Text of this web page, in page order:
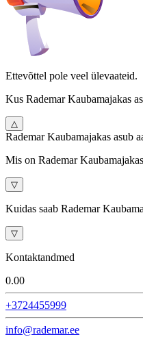
Ettevõttel pole veel ülevaateid.
Kus Rademar Kaubamajakas
△
Rademar Kaubamajakas asub
Mis on Rademar
▽
Kuidas saab Rademar
▽
Kontaktandmed
0.00
+3724455999
info@rademar.ee